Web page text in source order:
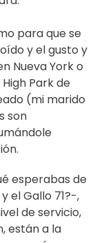
para que se
y el gusto y
Nueva York o
Park de
(mi marido
son
esperabas de
el Gallo 71?-,
de servicio,
están a la